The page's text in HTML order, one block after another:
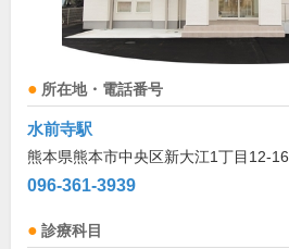
所在地・電話番号
水前寺駅
熊本県熊本市中央区新大江1丁目12-16
096-361-3939
診療科目